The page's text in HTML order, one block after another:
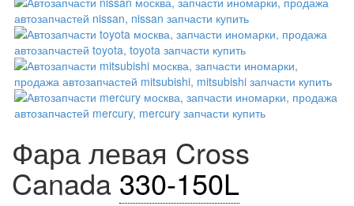
Фара левая Cross
Canada 330-150L